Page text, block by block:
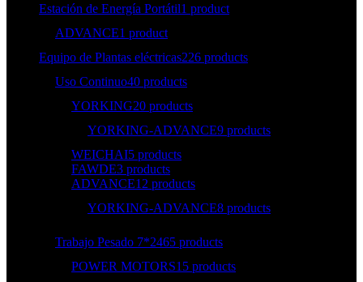
Estación de Energía Portátil1 product
ADVANCE1 product
Equipo de Plantas eléctricas226 products
Uso Continuo40 products
YORKING20 products
YORKING-ADVANCE9 products
WEICHAI5 products
FAWDE3 products
ADVANCE12 products
YORKING-ADVANCE8 products
Trabajo Pesado 7*2465 products
POWER MOTORS15 products